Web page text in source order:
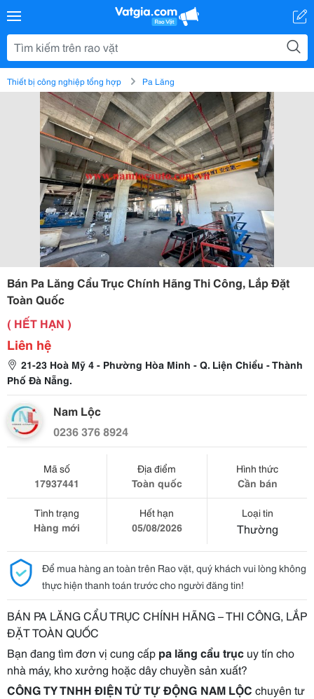
Thiết bị công nghiệp tổng hợp Pa Lăng
Bán Pa Lăng Cẩu Trục Chính Hãng Thi Công, Lắp Đặt
Toàn Quốc
( HẾT HẠN )
Liên hệ
21-23 Hoà Mỹ 4 - Phường Hòa Minh - Q. Liện Chiểu - Thành
Phố Đà Nẵng.
Nam Lộc
0236 376 8924
Mã số
17937441
Địa điểm
Toàn quốc
Hình thức
Cần bán
Tình trạng
Hàng mới
Hết hạn
05/08/2026
Loại tin
Thường
Để mua hàng an toàn trên Rao vặt, quý khách vui lòng không
thực hiện thanh toán trước cho người đăng tin!
BÁN PA LĂNG CẨU TRỤC CHÍNH HÃNG – THI CÔNG, LẮP
ĐẶT TOÀN QUỐC
Bạn đang tìm đơn vị cung cấp pa lăng cẩu trục uy tín cho
nhà máy, kho xưởng hoặc dây chuyền sản xuất?
CÔNG TY TNHH ĐIỆN TỬ TỰ ĐỘNG NAM LỘC chuyên tư